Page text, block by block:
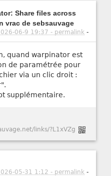
Share files across
vrac de sebsauvage
06-9 19:37 - permalink -
quand warpinator est
de paramétrée pour
via un clic droit :
supplémentaire.
links/?L1xVZg
05-31 1:12 - permalink -